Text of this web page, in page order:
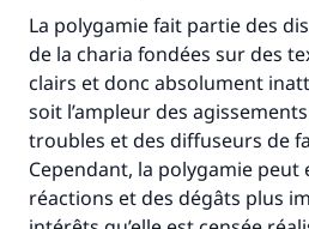
La polygamie fait partie des
de la charia fondées sur des
clairs et donc absolument
soit l’ampleur des
troubles et des diffuseurs de
Cependant, la polygamie peut
réactions et des dégâts plus